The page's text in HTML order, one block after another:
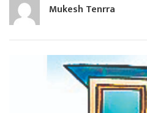
Mukesh Tenrra